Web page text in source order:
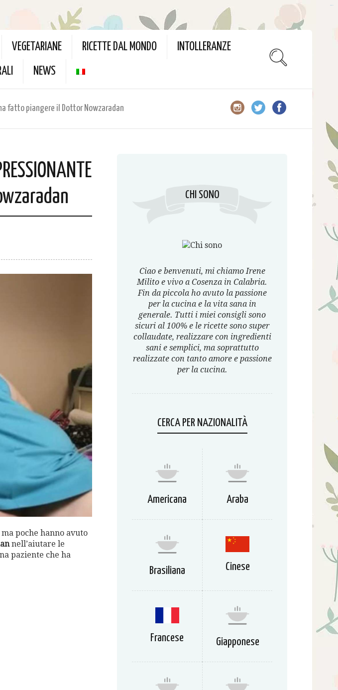
VEGETARIANE RICETTE DAL MONDO INTOLLERANZE
NEWS
ha fatto piangere il Dottor Nowzaradan
poche hanno avuto
nell’aiutare le
paziente che ha
CHI SONO
Ciao e benvenuti, mi chiamo Irene
Milito e vivo a Cosenza in Calabria.
Fin da piccola ho avuto la passione
per la cucina e la vita sana in
generale. Tutti i miei consigli sono
sicuri al 100% e le ricette sono super
collaudate, realizzare con ingredienti
sani e semplici, ma soprattutto
realizzate con tanto amore e passione
per la cucina.
CERCA PER NAZIONALITÀ
Americana Araba
Brasiliana Cinese
Francese Giapponese